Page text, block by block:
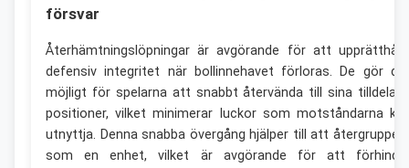
försvar
Återhämtningslöpningar är avgörande för att
defensiv integritet när bollinnehavet förloras. De gör
möjligt för spelarna att snabbt återvända till sina
positioner, vilket minimerar luckor som motståndarna
utnyttja. Denna snabba övergång hjälper till att
som en enhet, vilket är avgörande för att